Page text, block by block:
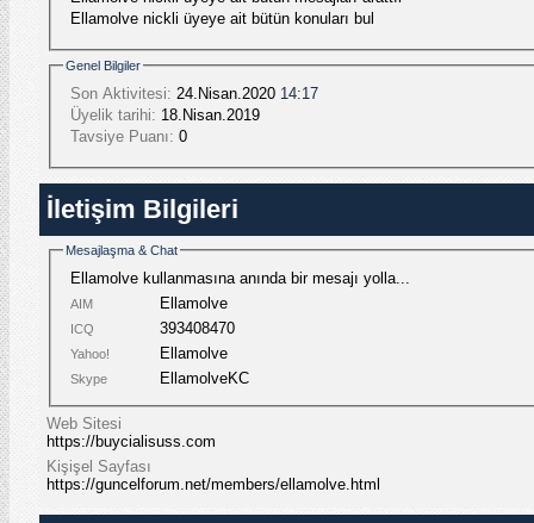
Ellamolve nickli üyeye ait bütün konuları bul
Genel Bilgiler
Son Aktivitesi: 24.Nisan.2020 14:17
Üyelik tarihi: 18.Nisan.2019
Tavsiye Puanı: 0
İletişim Bilgileri
Mesajlaşma & Chat
Ellamolve kullanmasına anında bir mesajı yolla...
AIM Ellamolve
ICQ 393408470
Yahoo! Ellamolve
Skype EllamolveKC
Web Sitesi
https://buycialisuss.com
Kişişel Sayfası
https://guncelforum.net/members/ellamolve.html